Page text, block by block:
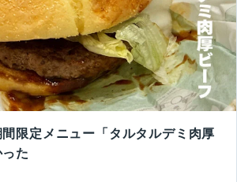
限定メニュー「タルタルデミ肉厚
た